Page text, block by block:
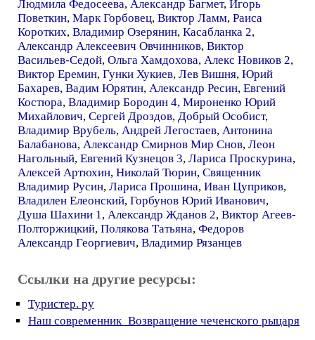
Людмила Федосеева, Александр Багмет, Игорь
Поветкин, Марк Горбовец, Виктор Ламм, Раиса
Коротких, Владимир Озерянин, Касабланка 2,
Александр Алексеевич Овчинников, Виктор
Васильев-Седой, Ольга Хамдохова, Алекс Новиков 2,
Виктор Еремин, Гунки Хукиев, Лев Вишня, Юрий
Бахарев, Вадим Юрятин, Александр Ресин, Евгений
Костюра, Владимир Бородин 4, Мироненко Юрий
Михайлович, Сергей Дроздов, Добрый Особист,
Владимир Врубель, Андрей Легостаев, Антонина
Балабанова, Александр Смирнов Мир Снов, Леон
Нагольный, Евгений Кузнецов 3, Лариса Проскурина,
Алексей Артюхин, Николай Тюрин, Священник
Владимир Русин, Лариса Прошина, Иван Цуприков,
Владилен Елеонский, Горбунов Юрий Иванович,
Душа Шахини 1, Александр Жданов 2, Виктор Агеев-
Полторжицкий, Полякова Татьяна, Федоров
Александр Георгиевич, Владимир Рязанцев
Ссылки на другие ресурсы:
Туристер. ру
Наш современник_Возвращение чеченского рыцаря